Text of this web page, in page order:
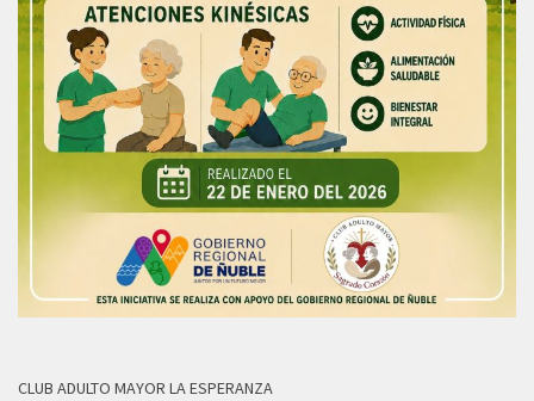
CLUB ADULTO MAYOR LA ESPERANZA